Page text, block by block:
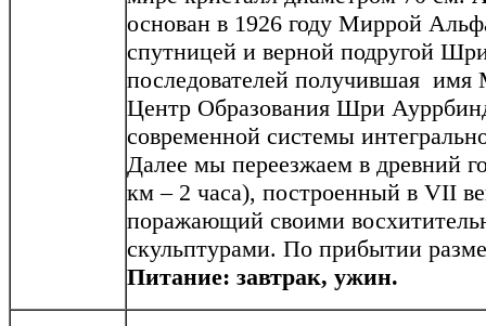
основан в 1926 году Миррой
спутницей и верной подругой
последователей получившая имя
Центр Образования Шри
современной системы
Далее мы переезжаем в древний
км – 2 часа), построенный в VII
поражающий своими
скульптурами. По прибытии
Питание: завтрак, ужин.